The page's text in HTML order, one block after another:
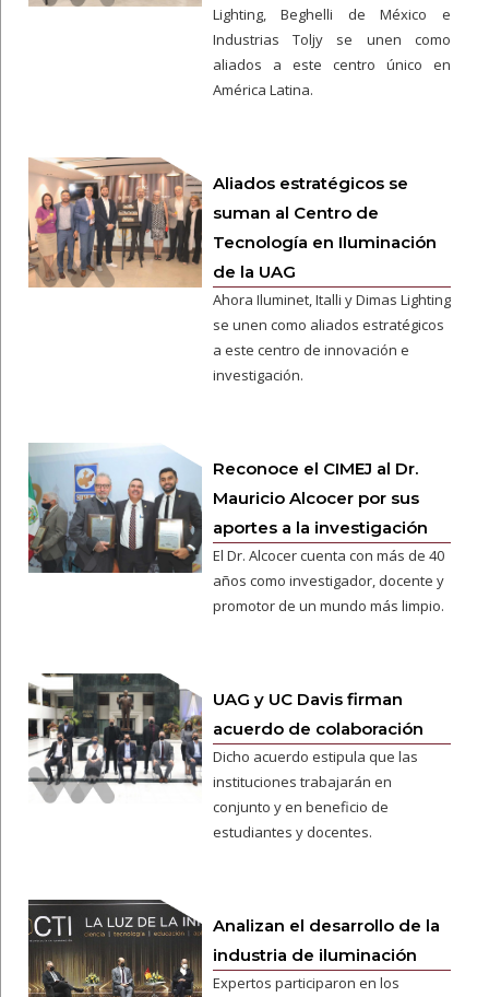
Lighting, Beghelli de México e
Industrias Toljy se unen como
aliados a este centro único en
América Latina.
Aliados estratégicos se
suman al Centro de
Tecnología en Iluminación
de la UAG
Ahora Iluminet, Italli y Dimas Lighting
se unen como aliados estratégicos
a este centro de innovación e
investigación.
Reconoce el CIMEJ al Dr.
Mauricio Alcocer por sus
aportes a la investigación
El Dr. Alcocer cuenta con más de 40
años como investigador, docente y
promotor de un mundo más limpio.
UAG y UC Davis firman
acuerdo de colaboración
Dicho acuerdo estipula que las
instituciones trabajarán en
conjunto y en beneficio de
estudiantes y docentes.
Analizan el desarrollo de la
industria de iluminación
Expertos participaron en los